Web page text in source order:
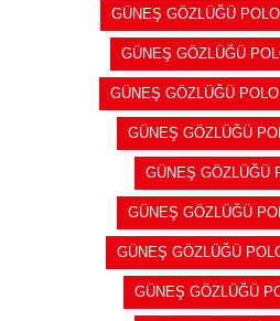
GÜNEŞ GÖZLÜĞÜ
GÜNEŞ GÖZLÜĞÜ
GÜNEŞ GÖZLÜĞÜ
GÜNEŞ GÖZLÜĞÜ
GÜNEŞ GÖZLÜĞÜ
GÜNEŞ GÖZLÜĞÜ
GÜNEŞ GÖZLÜĞÜ
GÜNEŞ GÖZLÜĞÜ